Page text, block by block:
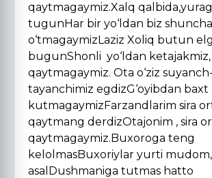
qaytmagaymiz.Xalq
tugunHar bir yo‘ldan biz
o‘tmagaymizLaziz Xoliq butun
bugunShonli yo‘ldan ketajakmiz,
qaytmagaymiz. Ota o‘ziz suyanch-
tayanchimiz egdizG‘oyibdan baxt
kutmagaymizFarzandlarim sira
qaytmang derdizOtajonim , sira
qaytmagaymiz.Buxoroga teng
kelolmasBuxoriylar yurti
asalDushmaniga tutmas hatto